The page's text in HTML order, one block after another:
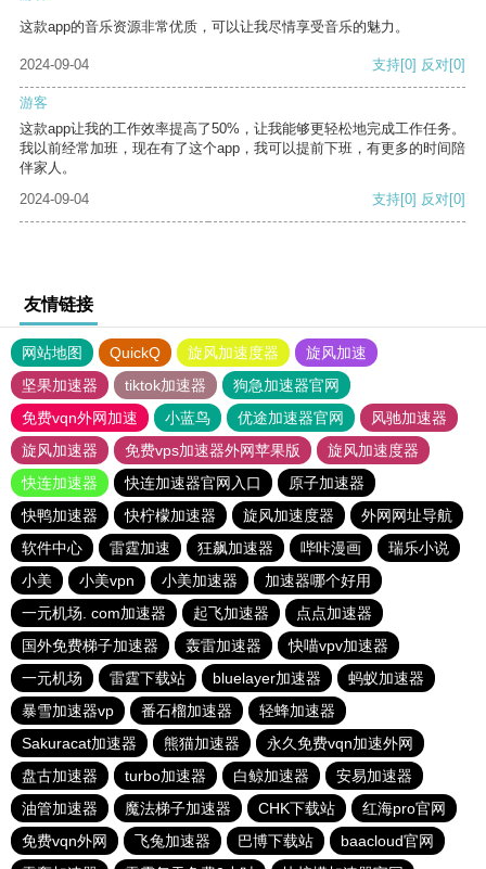
这款app的音乐资源非常优质，可以让我尽情享受音乐的魅力。
2024-09-04 支持[0] 反对[0]
游客
这款app让我的工作效率提高了50%，让我能够更轻松地完成工作任务。
我以前经常加班，现在有了这个app，我可以提前下班，有更多的时间陪
伴家人。
2024-09-04
支持[0] 反对[0]
友情链接
网站地图 QuickQ 旋风加速度器
旋风加速
坚果加速器
tiktok加速器
狗急加速器官网
免费vqn外网加速
小蓝鸟 优途加速器官网
风驰加速器
旋风加速器
免费vps加速器外网苹果版
旋风加速度器
快连加速器
快连加速器官网入口
原子加速器
快鸭加速器
快柠檬加速器 旋风加速度器
外网网址导航
软件中心
雷霆加速 狂飙加速器 哔咔漫画
瑞乐小说
小美
小美vpn 小美加速器
加速器哪个好用
一元机场. com加速器
起飞加速器
点点加速器
国外免费梯子加速器
轰雷加速器
快喵vpv加速器
一元机场
雷霆下载站 bluelayer加速器
蚂蚁加速器
暴雪加速器vp
番石榴加速器
轻蜂加速器
Sakuracat加速器
熊猫加速器
永久免费vqn加速外网
盘古加速器
turbo加速器 白鲸加速器
安易加速器
油管加速器
魔法梯子加速器 CHK下载站
红海pro官网
免费vqn外网
飞兔加速器 巴博下载站
baacloud官网